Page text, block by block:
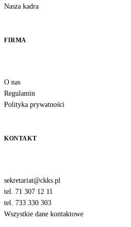
Nasza kadra
FIRMA
O nas
Regulamin
Polityka prywatności
KONTAKT
sekretariat@ckks.pl
tel. 71 307 12 11
tel. 733 330 303
Wszystkie dane kontaktowe